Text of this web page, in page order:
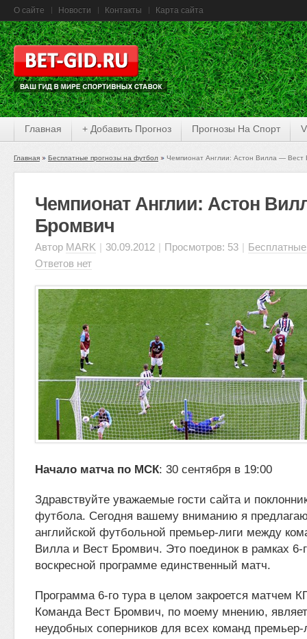
О сайте Новости Контакты Карта сайта
Главная + Добавить Прогноз Прогнозы На Спорт
Главная Бесплатные прогнозы на футбол Чемпионат Англии: Астон Вилла — Вест
Чемпионат Англии: Астон
Бромвич
Автор MARK | 30.09.2012 | Просмотров: 53 |
Ответов нет
Начало матча по МСК: 30 сентября в 19:00
Здравствуйте уважаемые гости сайта и
футбола. Сегодня вашему вниманию я
английской футбольной премьер-лиги между
Вилла и Вест Бромвич. Это поединок в рамках 6-
воскресной программе единственный матч.
Программа 6-го тура в целом закроется матчем
Команда Вест Бромвич, по моему мнению,
неудобных соперников для всех команд